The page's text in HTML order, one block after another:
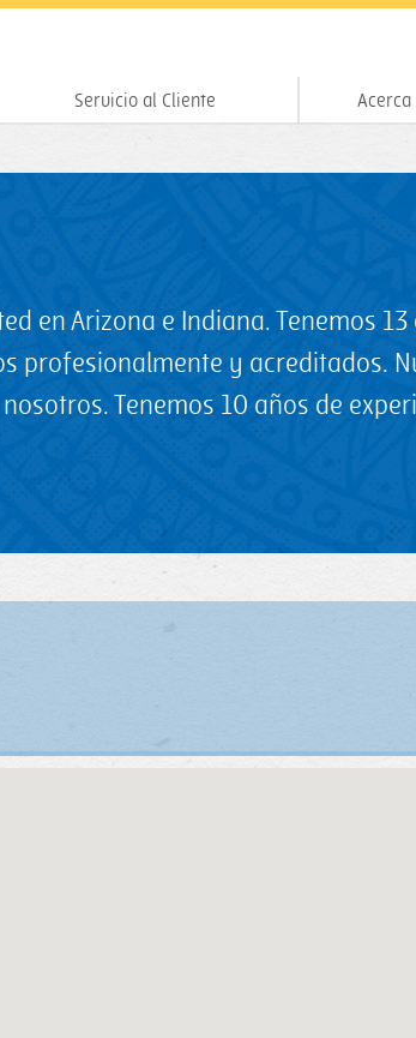
Servicio al Cliente Acerca
en Arizona e Indiana. Tenemos
profesionalmente y acreditados.
Tenemos 10 años de